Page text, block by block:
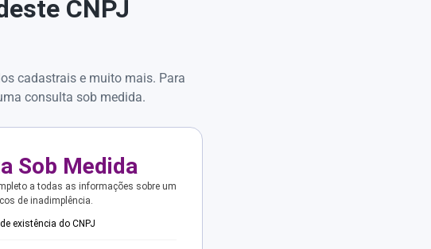
CNPJ
cadastrais e muito mais. Para
consulta sob medida.
Sob Medida
a todas as informações sobre um
de inadimplência.
existência do CNPJ